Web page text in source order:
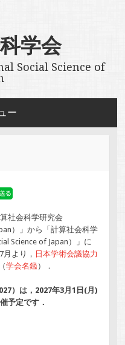
学会
Social Science of
ー
社会科学研究会
）」から「計算社会科学
Science of Japan）」に
より， 日本学術会議協力
学会名鑑）．
）は，2027年3月1日(月)
予定です．